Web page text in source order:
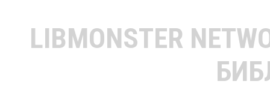
LIBMONSTER